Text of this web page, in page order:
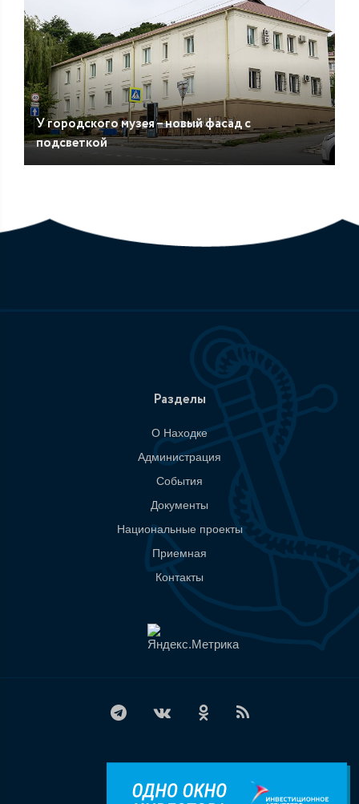
У городского музея – новый фасад с
подсветкой
Разделы
О Находке
Администрация
События
Документы
Национальные проекты
Приемная
Контакты